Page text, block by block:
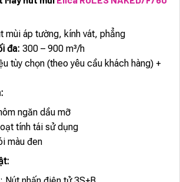
mùi áp tường, kính vát, phẳng
đa: 300 – 900 m³/h
tùy chọn (theo yêu cầu khách hàng) +
ngăn dầu mỡ
tính tái sử dụng
màu đen